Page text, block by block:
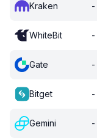
Kraken -
WhiteBit -
Gate -
Bitget -
Gemini -